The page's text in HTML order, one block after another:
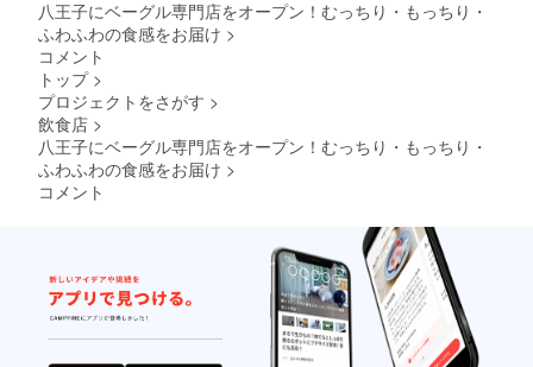
八王子にベーグル専門店をオープン！むっちり・もっちり・
ふわふわの食感をお届け >
コメント
トップ >
プロジェクトをさがす >
飲食店 >
八王子にベーグル専門店をオープン！むっちり・もっちり・
ふわふわの食感をお届け >
コメント